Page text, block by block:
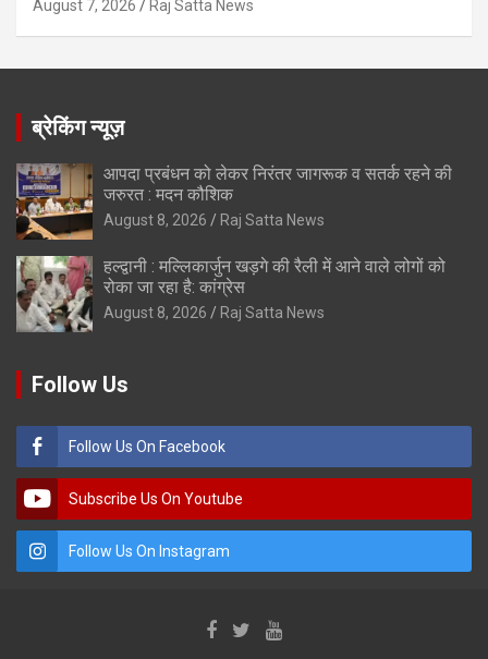
August 7, 2026 Raj Satta News
ब्रेकिंग न्यूज़
आपदा प्रबंधन को लेकर निरंतर जागरूक व सतर्क रहने की
जरुरत : मदन कौशिक
August 8, 2026 Raj Satta News
हल्द्वानी : मल्लिकार्जुन खड़गे की रैली में आने वाले लोगों को
रोका जा रहा है: कांग्रेस
August 8, 2026 Raj Satta News
Follow Us
Follow Us On Facebook
Subscribe Us On Youtube
Follow Us On Instagram